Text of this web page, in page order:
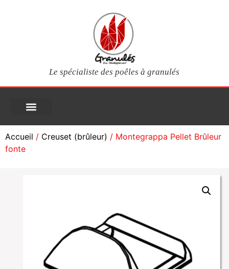
Le spécialiste des poêles à granulés
Accueil / Creuset (brûleur) / Montegrappa Pellet Brûleur
fonte